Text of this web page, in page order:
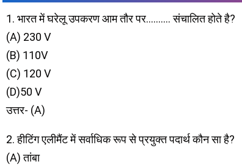
1. भारत में घरेलू उपकरण आम तौर पर………. संचालित होते है?
(A) 230 V
(B) 110V
(C) 120 V
(D)50 V
उत्तर- (A)
2. हीटिंग एलीमैंट में सर्वाधिक रूप से प्रयुक्त पदार्थ कौन सा है?
(A) तांबा